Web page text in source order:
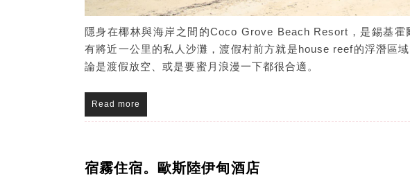
隱身在椰林與海岸之間的Coco Grove Beach Resort，是錫基
有將近一公里的私人沙灘，渡假村前方就是house reef的浮潛區
論是渡假放空、或是要蜜月浪漫一下都很合適。
Read more
宿霧住宿。歐斯陸伊甸酒店